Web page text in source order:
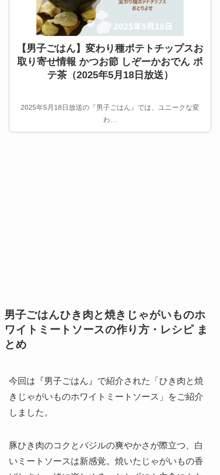
【男子ごはん】変わり種ポテトチップスお
取り寄せ情報 かつお節 しぞーかおでん ポ
テ茶（2025年5月18日放送）
2025年5月18日放送の『男子ごはん』では、ユニークな変
わ…
男子ごはんひき肉と焼きじゃがいものホ
ワイトミートソースの作り方・レシピ ま
とめ
今回は『男子ごはん』で紹介された「ひき肉と焼
きじゃがいものホワイトミートソース」をご紹介
しました。
豚ひき肉のコクとバジルの爽やかさが際立つ、白
いミートソースは新感覚。焼いたじゃがいもの香